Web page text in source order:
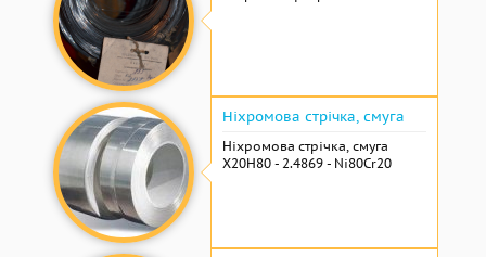
Ніхромова стрічка, смуга
Ніхромова стрічка, смуга
Х20Н80 - 2.4869 - Ni80Cr20